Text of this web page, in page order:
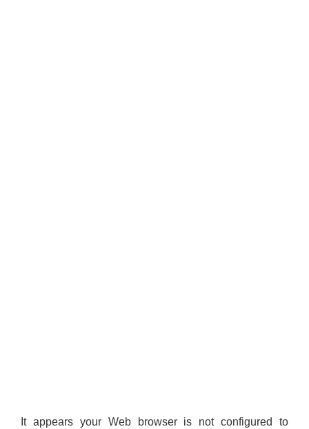
It appears your Web browser is not configured to